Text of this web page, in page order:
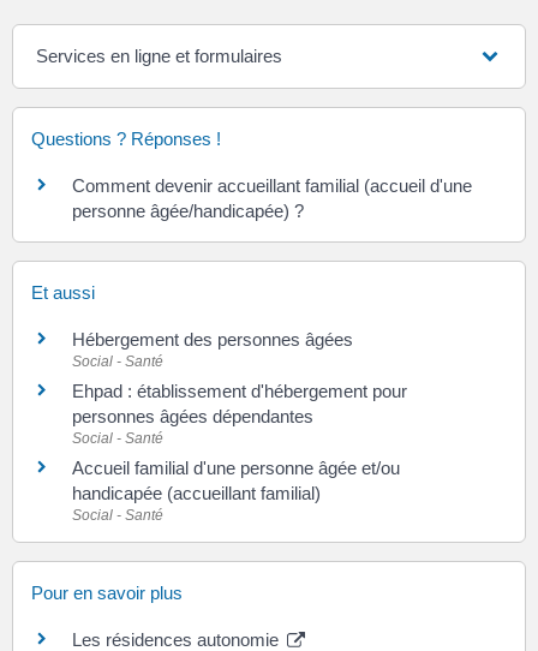
Services en ligne et formulaires
Questions ? Réponses !
Comment devenir accueillant familial (accueil d'une
personne âgée/handicapée) ?
Et aussi
Hébergement des personnes âgées
Social - Santé
Ehpad : établissement d'hébergement pour
personnes âgées dépendantes
Social - Santé
Accueil familial d'une personne âgée et/ou
handicapée (accueillant familial)
Social - Santé
Pour en savoir plus
Les résidences autonomie